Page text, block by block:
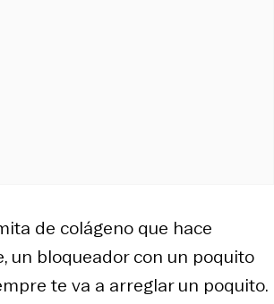
de colágeno que hace
un bloqueador con un poquito
te va a arreglar un poquito.